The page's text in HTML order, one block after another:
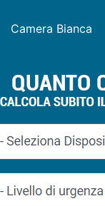
Camera Bianca